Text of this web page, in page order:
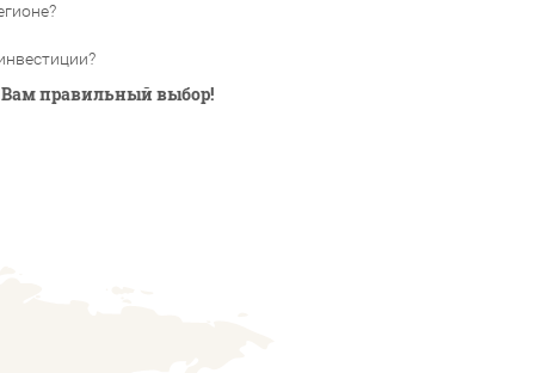
правильный выбор!